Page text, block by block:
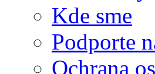
Kde sme
Podporte
Ochrana